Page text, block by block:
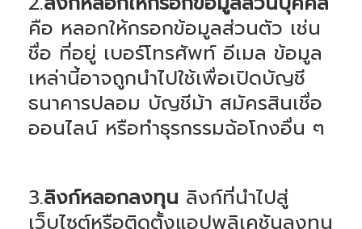
คือ หลอกให้กรอกข้อมูลส่วนตัว เช่น
ชื่อ ที่อยู่ เบอร์โทรศัพท์ อีเมล ข้อมูล
เหล่านี้อาจถูกนำไปใช้เพื่อเปิดบัญชี
ธนาคารปลอม บัญชีม้า สมัครสินเชื่อ
ออนไลน์ หรือทำธุรกรรมฉ้อโกงอื่น ๆ
3.ลิงก์หลอกลงทุน ลิงก์ที่นำไปสู่
เว็บไซต์หรือติดตั้งแอปพลิเคชันลงทุน